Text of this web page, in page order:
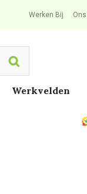
Werken Bij
Search
Werkvelden